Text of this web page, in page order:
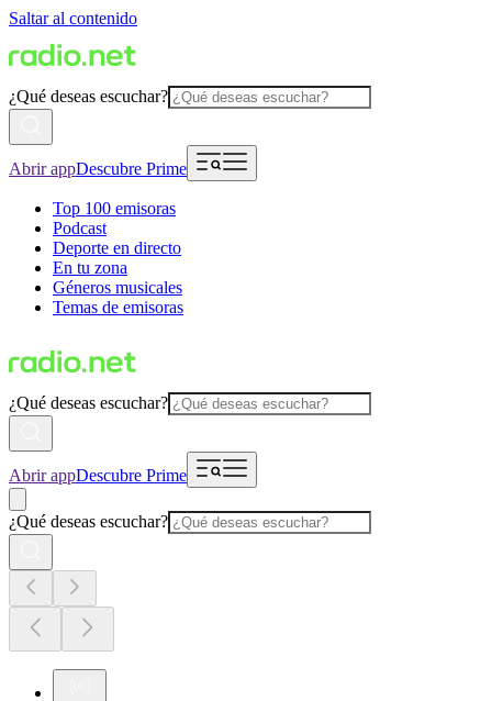
Saltar al contenido
¿Qué deseas escuchar?
Abrir appDescubre Prime
Top 100 emisoras
Podcast
Deporte en directo
En tu zona
Géneros musicales
Temas de emisoras
¿Qué deseas escuchar?
Abrir appDescubre Prime
¿Qué deseas escuchar?